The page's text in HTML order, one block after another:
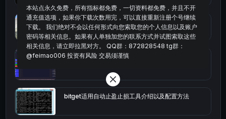
bybit安卓端
Multi-indicator Resonance 多指标共振趋势自动交
bitget适用自动止盈止损工具介绍以及配置方法
本站点永久免费，所有指标都免费，一切资料都免费，并且不开
通充值选项，如果你下载次数用完，可以直接重新注册个号继续
下载。 我们绝对不会以任何形式向您索取您的个人信息以及账户
密码等相关信息。如果有人单独加您的联系方式并试图索取这些
相关信息，请立即拉黑对方。 QQ群：872828548 tg群：
@feimao006 投资有风险 交易须谨慎